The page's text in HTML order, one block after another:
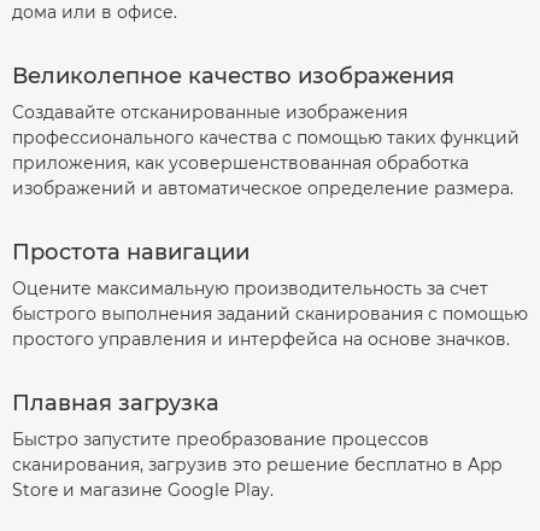
дома или в офисе.
Великолепное качество изображения
Создавайте отсканированные изображения
профессионального качества с помощью таких функций
приложения, как усовершенствованная обработка
изображений и автоматическое определение размера.
Простота навигации
Оцените максимальную производительность за счет
быстрого выполнения заданий сканирования с помощью
простого управления и интерфейса на основе значков.
Плавная загрузка
Быстро запустите преобразование процессов
сканирования, загрузив это решение бесплатно в App
Store и магазине Google Play.